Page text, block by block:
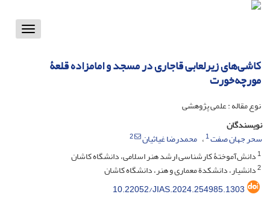
Toggle
کاشی‌های زیرلعابی قاجاری در مسجد و امامزاده قلعۀ
مورچه‌خورت
نوع مقاله : علمی پژوهشی
نویسندگان
سحر جهان صفت1 محمدرضا غیاثیان
2
1دانش‌آموختۀ کارشناسی ارشد هنر اسلامی، دانشگاه کاشان
2دانشیار، دانشکدة معماری و هنر، دانشگاه کاشان
10.22052/JIAS.2024.254985.1303